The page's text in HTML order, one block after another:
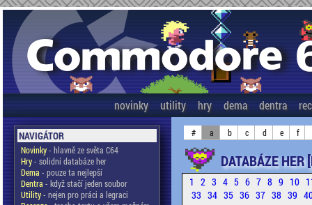
novinky utility hry dema dentra
NAVIGÁTOR
Novinky- hlavně ze světa C64
Hry- solidní databáze her
Dema - pouze ta nejlepší
Dentra - když stačí jeden soubor
Utility- nejen pro práci a legraci
# a b c d e f
DATABÁZE
1 2 3 4 5 6 7 8 9 10
33 34 35 36 37 38 39